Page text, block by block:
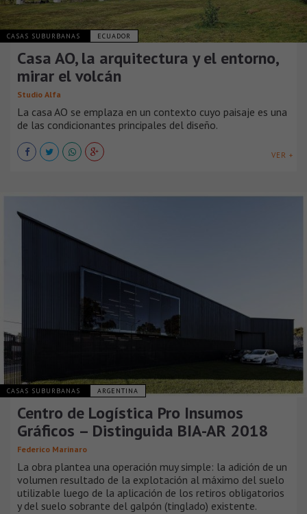
CASAS SUBURBANAS ECUADOR
Casa AO, la arquitectura y el entorno,
mirar el volcán
Studio Alfa
La casa AO se emplaza en un contexto cuyo paisaje es una
de las condicionantes principales del diseño.
VER +
CASAS SUBURBANAS ARGENTINA
Centro de Logística Pro Insumos
Gráficos – Distinguida BIA-AR 2018
Federico Marinaro
La obra plantea una operación muy simple: la adición de un
volumen resultado de la explotación al máximo del suelo
utilizable luego de la aplicación de los retiros obligatorios
y del suelo sobrante del galpón (tinglado) existente.